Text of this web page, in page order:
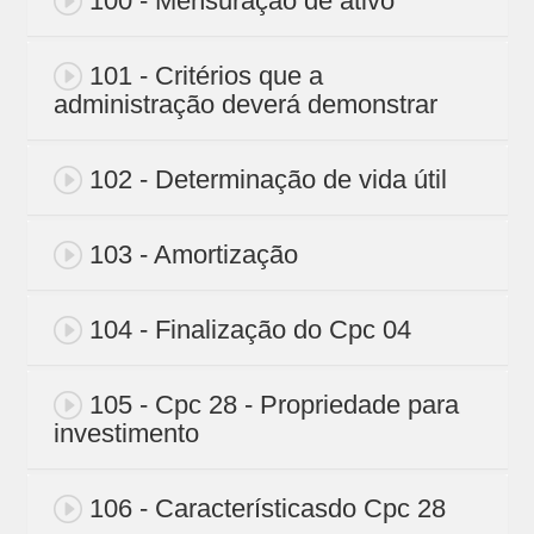
101 - Critérios que a
administração deverá demonstrar
102 - Determinação de vida útil
103 - Amortização
104 - Finalização do Cpc 04
105 - Cpc 28 - Propriedade para
investimento
106 - Característicasdo Cpc 28